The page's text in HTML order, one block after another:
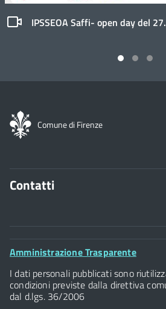
IPSSEOA Saffi- open day del
Comune di Firenze
Contatti
Comune di Firenze
Palazzo Vecchio
Piazza della Signoria - 50122,
Footer
Amministrazione Trasparente
I dati personali pubblicati sono
condizioni previste dalla direttiva
dal d.lgs. 36/2006